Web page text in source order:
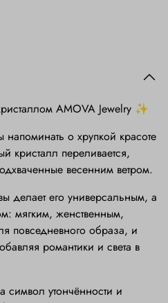
AMOVA Jewelry ✨
о хрупкой красоте
кристалл переливается,
весенним ветром.
делает его универсальным, а
мягким, женственным,
повседневного образа, и
романтики и света в
символ утончённости и